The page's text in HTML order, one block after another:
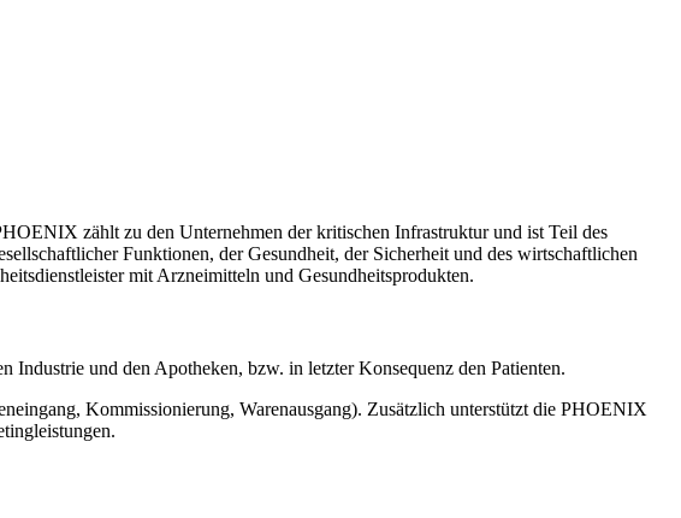
zählt zu den Unternehmen der kritischen Infrastruktur und ist Teil des
Funktionen, der Gesundheit, der Sicherheit und des wirtschaftlichen
mit Arzneimitteln und Gesundheitsprodukten.
und den Apotheken, bzw. in letzter Konsequenz den Patienten.
Kommissionierung, Warenausgang). Zusätzlich unterstützt die PHOENIX